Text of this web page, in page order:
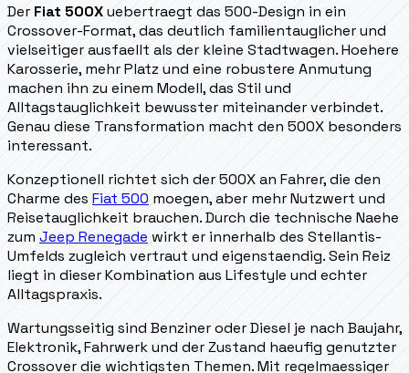
Der Fiat 500Xuebertraegt das 500-Design in ein
Crossover-Format, das deutlich familientauglicher und
vielseitiger ausfaellt als der kleine Stadtwagen. Hoehere
Karosserie, mehr Platz und eine robustere Anmutung
machen ihn zu einem Modell, das Stil und
Alltagstauglichkeit bewusster miteinander verbindet.
Genau diese Transformation macht den 500X besonders
interessant.
Konzeptionell richtet sich der 500X an Fahrer, die den
Charme des Fiat 500 moegen, aber mehr Nutzwert und
Reisetauglichkeit brauchen. Durch die technische Naehe
zum Jeep Renegade wirkt er innerhalb des Stellantis-
Umfelds zugleich vertraut und eigenstaendig. Sein Reiz
liegt in dieser Kombination aus Lifestyle und echter
Alltagspraxis.
Wartungsseitig sind Benziner oder Diesel je nach Baujahr,
Elektronik, Fahrwerk und der Zustand haeufig genutzter
Crossover die wichtigsten Themen. Mit regelmaessiger